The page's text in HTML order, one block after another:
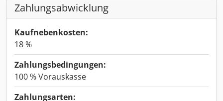
Zahlungsabwicklung
Kaufnebenkosten:
18 %
Zahlungsbedingungen:
100 % Vorauskasse
Zahlungsarten: